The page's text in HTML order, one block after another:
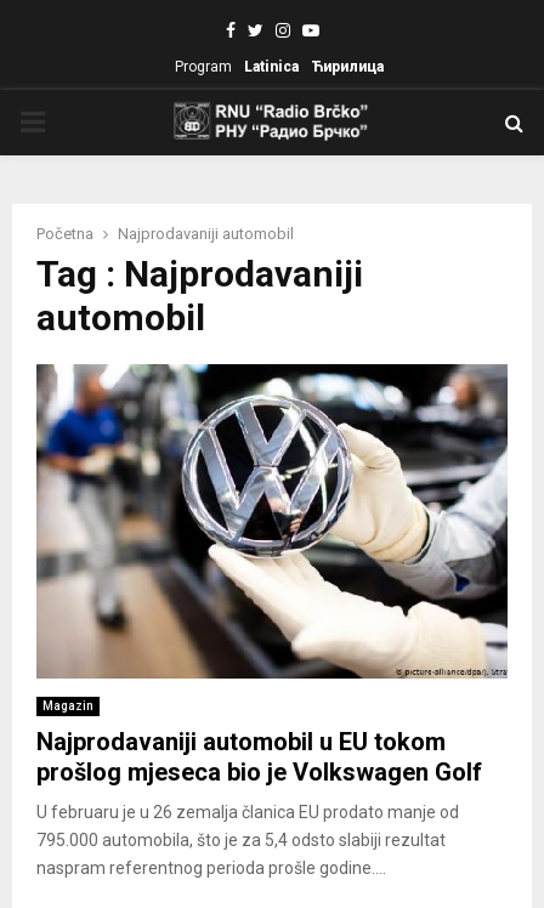
Facebook
TwitterInstagram
Youtube
Program Latinica Ћирилица
Početna Najprodavaniji automobil
Tag : Najprodavaniji
automobil
Magazin
Najprodavaniji automobil u EU tokom
prošlog mjeseca bio je Volkswagen Golf
U februaru je u 26 zemalja članica EU prodato manje od
795.000 automobila, što je za 5,4 odsto slabiji rezultat
naspram referentnog perioda prošle godine....